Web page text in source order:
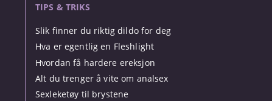
TIPS & TRIKS
Slik finner du riktig dildo for deg
Hva er egentlig en Fleshlight
Hvordan få hardere ereksjon
Alt du trenger å vite om analsex
Sexleketøy til brystene